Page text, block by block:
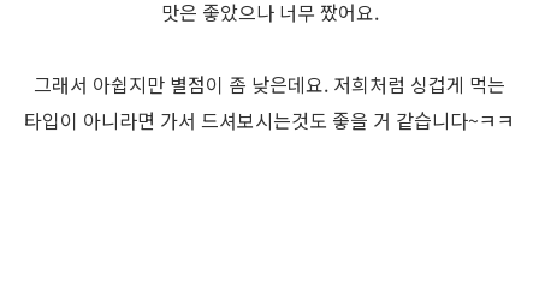
맛은 좋았으나 너무 짰어요.
그래서 아쉽지만 별점이 좀 낮은데요. 저희처럼 싱겁게 먹는
타입이 아니라면 가서 드셔보시는것도 좋을 거 같습니다~ㅋㅋ